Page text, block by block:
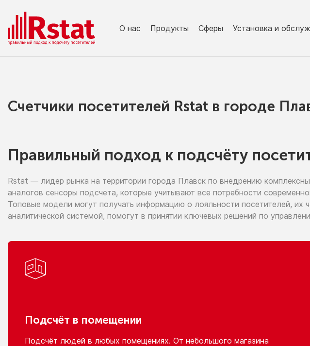
О нас Продукты Сферы Установка и
Счетчики посетителей Rstat в городe
Правильный подход к подсчёту
Rstat — лидер рынка на территории города Плавск по внедрению
аналогов сенсоры подсчета, которые учитывают все потребности
Топовые модели могут получать информацию о лояльности посетителей, их
аналитической системой, помогут в принятии ключевых решений по
Подсчёт в помещении
Подсчёт людей в любых помещениях. От небольшого магазина